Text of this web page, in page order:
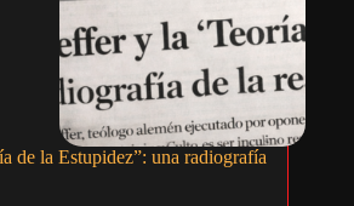
de la Estupidez”: una radiografía